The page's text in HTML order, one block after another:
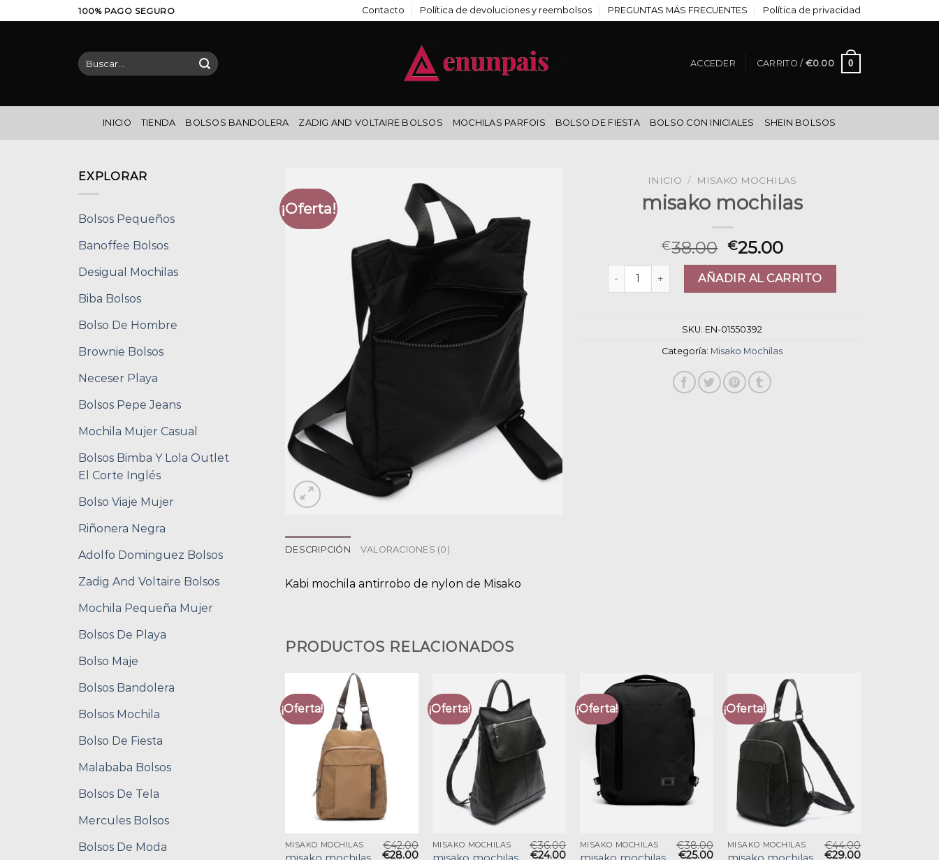
al
100% PAGO SEGURO Contacto Política de devoluciones y reembolsos PREGUNTAS MÁS FRECUENTES Política de privacidad
Buscar
por:
ACCEDER CARRITO / €0.00 0
INICIO TIENDA BOLSOS BANDOLERA ZADIG AND VOLTAIRE BOLSOS MOCHILAS PARFOIS BOLSO DE FIESTA BOLSO CON INICIALES SHEIN BOLSOS
EXPLORAR
Bolsos Pequeños
Banoffee Bolsos
Desigual Mochilas
Biba Bolsos
Bolso De Hombre
Brownie Bolsos
Neceser Playa
Bolsos Pepe Jeans
Mochila Mujer Casual
Bolsos Bimba Y Lola Outlet
El Corte Inglés
Bolso Viaje Mujer
Riñonera Negra
Adolfo Dominguez Bolsos
Zadig And Voltaire Bolsos
Mochila Pequeña Mujer
Bolsos De Playa
Bolso Maje
Bolsos Bandolera
Bolsos Mochila
Bolso De Fiesta
Malababa Bolsos
Bolsos De Tela
Mercules Bolsos
Bolsos De Moda
¡Oferta!
INICIO / MISAKO MOCHILAS
misako mochilas
€38.00 €25.00
misako mochilas cantidadAÑADIR AL CARRITO
SKU: EN-01550392
Categoría: Misako Mochilas
DESCRIPCIÓN VALORACIONES (0)
Kabi mochila antirrobo de nylon de Misako
PRODUCTOS RELACIONADOS
¡Oferta!
MISAKO MOCHILAS €42.00
€28.00
¡Oferta!
MISAKO MOCHILAS €36.00
€24.00
¡Oferta!
MISAKO MOCHILAS €38.00
€25.00
¡Oferta!
MISAKO MOCHILAS €44.00
€29.00